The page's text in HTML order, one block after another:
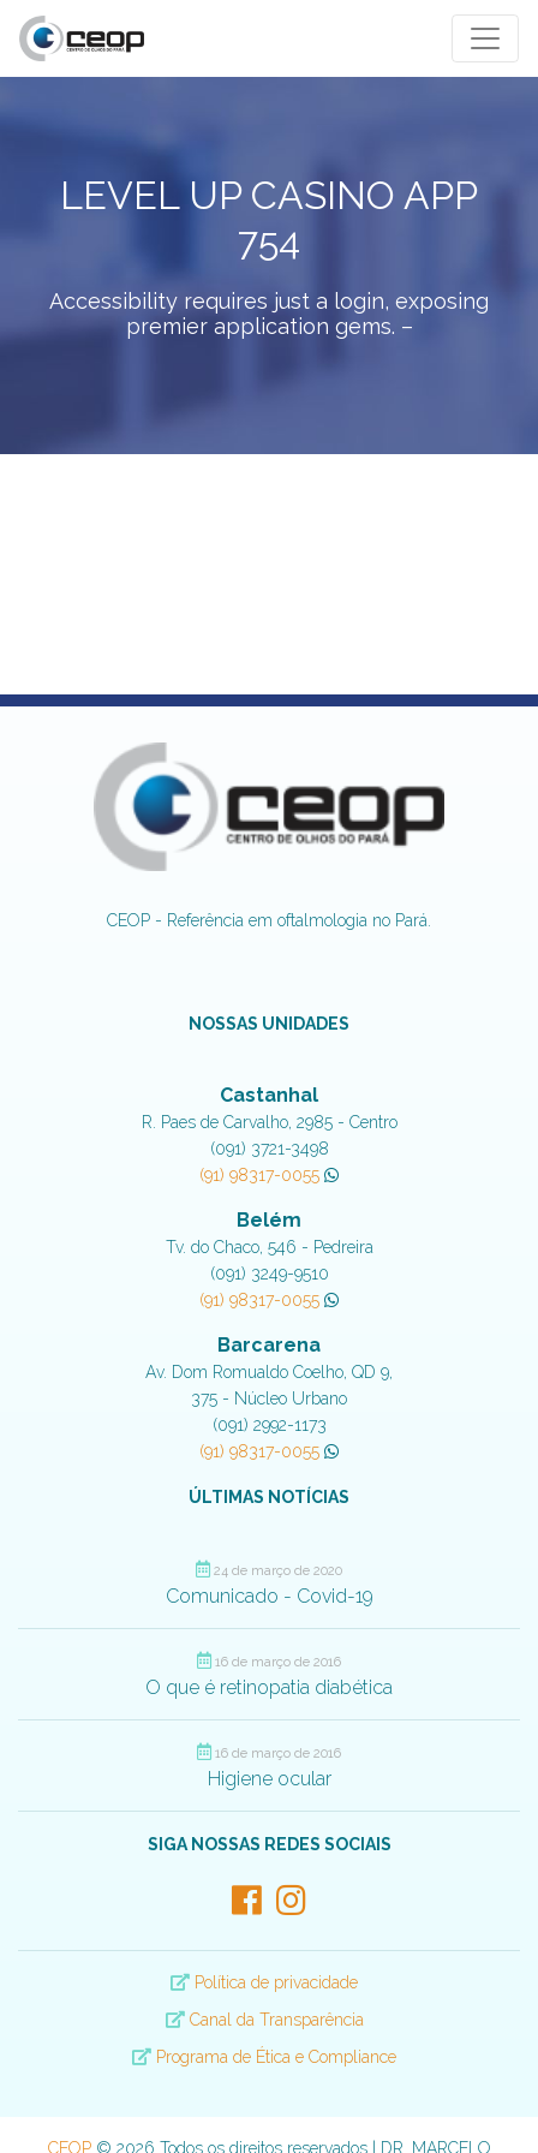
LEVEL UP CASINO APP
754
Accessibility requires just a login, exposing
premier application gems. –
CEOP - Referência em oftalmologia no Pará.
NOSSAS UNIDADES
Castanhal
R. Paes de Carvalho, 2985 - Centro
(091) 3721-3498
(91) 98317-0055
Belém
Tv. do Chaco, 546 - Pedreira
(091) 3249-9510
(91) 98317-0055
Barcarena
Av. Dom Romualdo Coelho, QD 9,
375 - Núcleo Urbano
(091) 2992-1173
(91) 98317-0055
ÚLTIMAS NOTÍCIAS
24 de março de 2020
Comunicado - Covid-19
16 de março de 2016
O que é retinopatia diabética
16 de março de 2016
Higiene ocular
SIGA NOSSAS REDES SOCIAIS
Política de privacidade
Canal da Transparência
Programa de Ética e Compliance
CEOP© 2026 Todos os direitos reservados | DR. MARCELO